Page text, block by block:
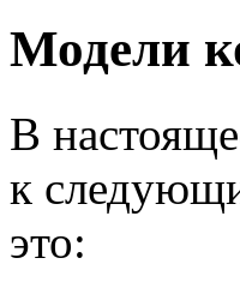
Модели
В
к
это: